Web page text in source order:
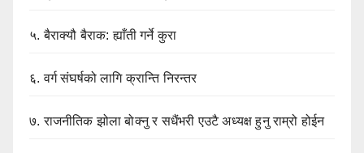
५.बैराक्यौ बैराक: ह्याँती गर्ने कुरा
६.वर्ग संघर्षको लागि क्रान्ति निरन्तर
७.राजनीतिक झोला बोक्नु र सधैंभरी एउटै अध्यक्ष हुनु राम्रो होईन